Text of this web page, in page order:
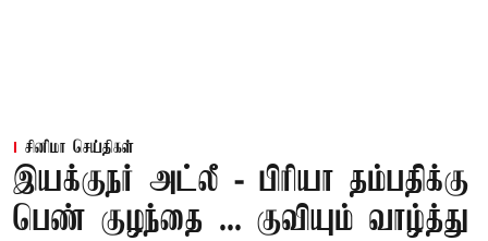
சினிமா செய்திகள்
இயக்குநர் அட்லீ - பிரியா தம்பதிக்கு
பெண் குழந்தை ... குவியும் வாழ்த்து